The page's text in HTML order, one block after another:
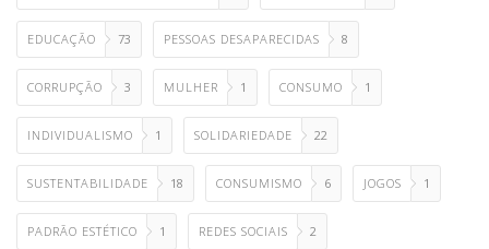
EDUCAÇÃO 73 PESSOAS DESAPARECIDAS 8
CORRUPÇÃO 3 MULHER 1 CONSUMO 1
INDIVIDUALISMO 1 SOLIDARIEDADE 22
SUSTENTABILIDADE 18 CONSUMISMO 6 JOGOS 1
PADRÃO ESTÉTICO 1 REDES SOCIAIS 2